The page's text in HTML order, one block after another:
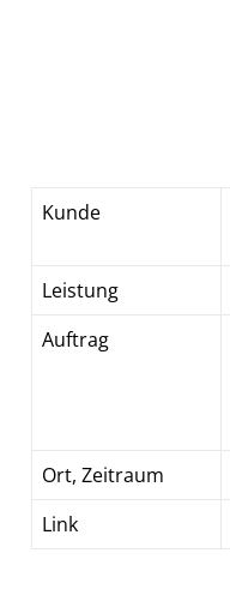
Kunde
Leistung
Auftrag
Ort, Zeitraum
Link